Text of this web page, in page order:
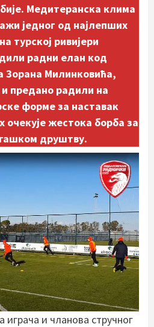
Медитеранска клима
једног од најлепших
турској ривијери
радни елан код
Зорана Милинковића,
предано радили на
формеза наставак
очекује жестока борба за
друштву.
играча и чланова стручног